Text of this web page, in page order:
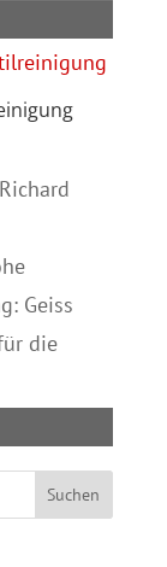
Geiss
die